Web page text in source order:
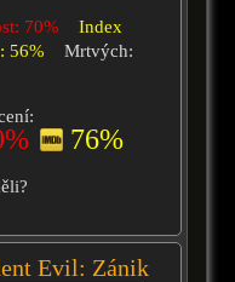
70%
Index
56%
Mrtvých:
76%
Evil: Zánik